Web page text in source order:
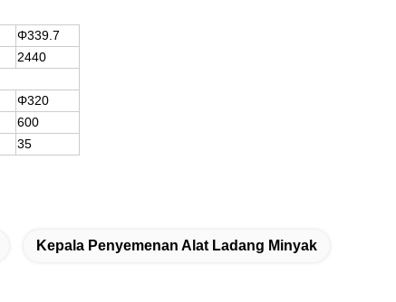
Φ339.7
2440
Φ320
600
35
Kepala Penyemenan Alat Ladang Minyak